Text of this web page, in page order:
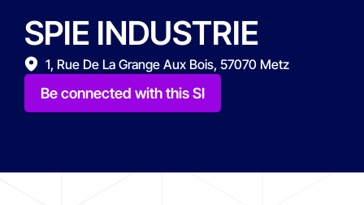
What are you looking for?
SPIE INDUSTRIE
1, Rue De La Grange Aux Bois, 57070 Metz
Be connected with this SI